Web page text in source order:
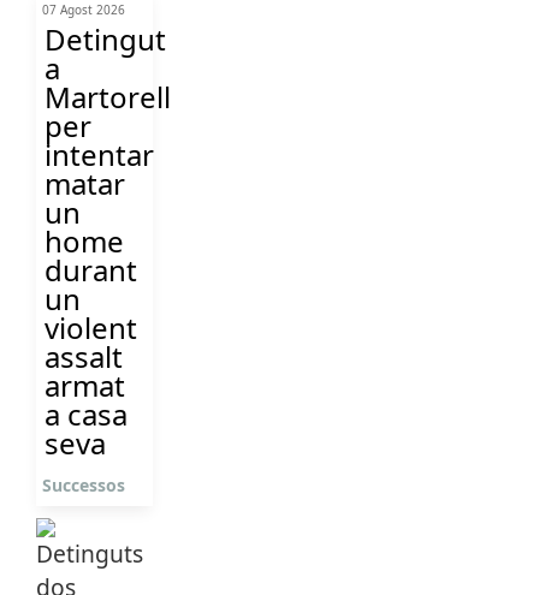
07 Agost 2026
Detingut
a
Martorell
per
intentar
matar
un
home
durant
un
violent
assalt
armat
a casa
seva
Successos